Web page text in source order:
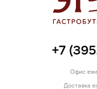
+7
Офис
Доставка